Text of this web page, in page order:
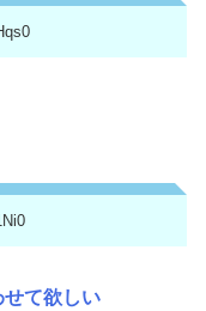
て欲しい